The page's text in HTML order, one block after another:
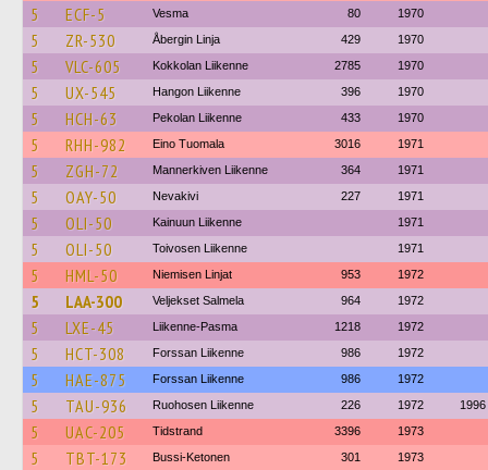
5 ECF-5 Vesma 80 1970
5 ZR-530 Åbergin Linja 429 1970
5 VLC-605 Kokkolan Liikenne 2785 1970
5 UX-545 Hangon Liikenne 396 1970
5 HCH-63 Pekolan Liikenne 433 1970
5 RHH-982 Eino Tuomala 3016 1971
5 ZGH-72 Mannerkiven Liikenne 364 1971
5 OAY-50 Nevakivi 227 1971
5 OLI-50 Kainuun Liikenne 1971
5 OLI-50 Toivosen Liikenne 1971
5 HML-50 Niemisen Linjat 953 1972
5 LAA-300 Veljekset Salmela 964 1972
5 LXE-45 Liikenne-Pasma 1218 1972
5 HCT-308 Forssan Liikenne 986 1972
5 HAE-875 Forssan Liikenne 986 1972
5 TAU-936 Ruohosen Liikenne 226 1972 1996
5 UAC-205 Tidstrand 3396 1973
5 TBT-173 Bussi-Ketonen 301 1973